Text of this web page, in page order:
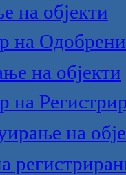
на објекти
на
на објекти
на
на